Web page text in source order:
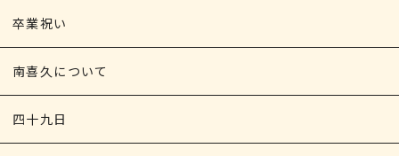
卒業祝い
南喜久について
四十九日